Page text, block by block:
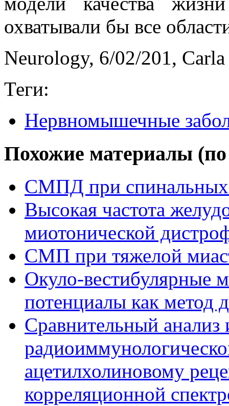
охватывали бы все
Neurology, 6/02/201,
Теги:
Нервномышечные
Похожие материалы (по
СМПД при
Высокая частота
миотонической
СМП при тяжелой
Окуло-вестибулярные
потенциалы как метод
Сравнительный
ацетилхолиновому
корреляционной